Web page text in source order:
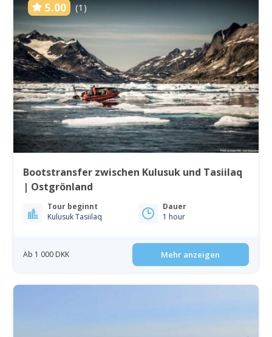
5.00 (1)
Bootstransfer zwischen Kulusuk und Tasiilaq
| Ostgrönland
Tour beginnt
Kulusuk Tasiilaq
Dauer
1 hour
Ab 1 000 DKK Mehr anzeigen